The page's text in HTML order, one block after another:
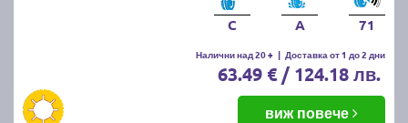
C A 71
Налични над 20 + | Доставка от 1 до 2 дни
63.49 € / 124.18 лв.
виж повече